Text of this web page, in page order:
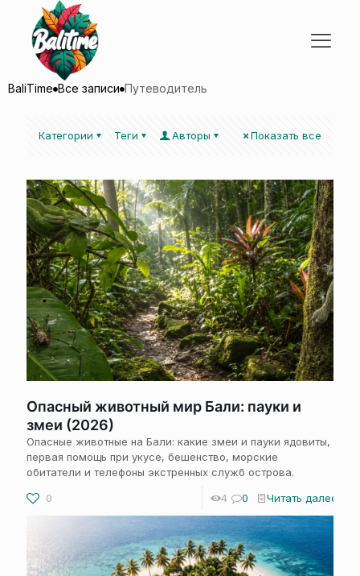
BaliTime Все записи Путеводитель
Категории Теги Авторы Показать все
Опасный животный мир Бали: пауки и
змеи (2026)
Опасные животные на Бали: какие змеи и пауки ядовиты,
первая помощь при укусе, бешенство, морские
обитатели и телефоны экстренных служб острова.
0
4 0 Читать далее